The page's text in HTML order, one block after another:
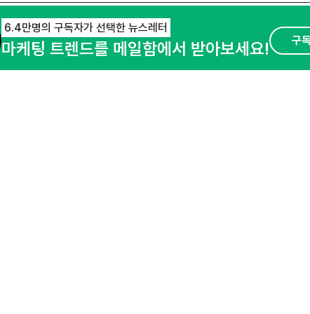
6.4만명의 구독자가 선택한 뉴스레터
마케팅 트렌드를 메일함에서 받아보세요! 구